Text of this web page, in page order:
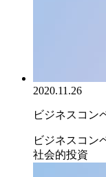
2020.11.26
ビジネスコン
ビジネスコン
社会的投資